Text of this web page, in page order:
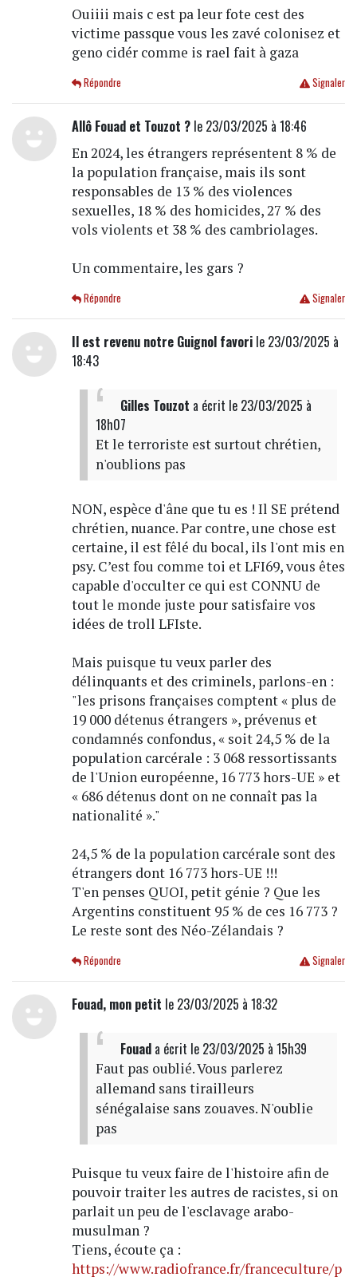
Ouiiii mais c est pa leur fote cest des
victime passque vous les zavé colonisez et
geno cidér comme is rael fait à gaza
Signaler
Répondre
Allô Fouad et Touzot ?le 23/03/2025 à 18:46
En 2024, les étrangers représentent 8 % de
la population française, mais ils sont
responsables de 13 % des violences
sexuelles, 18 % des homicides, 27 % des
vols violents et 38 % des cambriolages.
Un commentaire, les gars ?
Signaler
Répondre
Il est revenu notre Guignol favorile 23/03/2025 à
18:43
Gilles Touzot a écrit le 23/03/2025 à
18h07
Et le terroriste est surtout chrétien,
n'oublions pas
NON, espèce d'âne que tu es ! Il SE prétend
chrétien, nuance. Par contre, une chose est
certaine, il est fêlé du bocal, ils l'ont mis en
psy. C’est fou comme toi et LFI69, vous êtes
capable d'occulter ce qui est CONNU de
tout le monde juste pour satisfaire vos
idées de troll LFIste.
Mais puisque tu veux parler des
délinquants et des criminels, parlons-en :
"les prisons françaises comptent « plus de
19 000 détenus étrangers », prévenus et
condamnés confondus, « soit 24,5 % de la
population carcérale : 3 068 ressortissants
de l'Union européenne, 16 773 hors-UE » et
« 686 détenus dont on ne connaît pas la
nationalité »."
24,5 % de la population carcérale sont des
étrangers dont 16 773 hors-UE !!!
T'en penses QUOI, petit génie ? Que les
Argentins constituent 95 % de ces 16 773 ?
Le reste sont des Néo-Zélandais ?
Signaler
Répondre
Fouad, mon petit le 23/03/2025 à 18:32
Fouada écrit le 23/03/2025 à 15h39
Faut pas oublié. Vous parlerez
allemand sans tirailleurs
sénégalaise sans zouaves. N'oublie
pas
Puisque tu veux faire de l'histoire afin de
pouvoir traiter les autres de racistes, si on
parlait un peu de l'esclavage arabo-
musulman ?
Tiens, écoute ça :
https://www.radiofrance.fr/franceculture/p